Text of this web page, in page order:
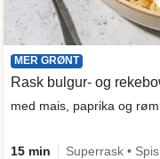
MER GRØNT
Rask bulgur- og
med mais, paprika og
15 min